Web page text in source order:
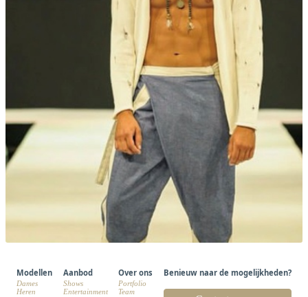
Modellen
Dames
Heren
Aanbod
Shows
Entertainment
Over ons
Portfolio
Team
Benieuw naar de mogelijkheden?